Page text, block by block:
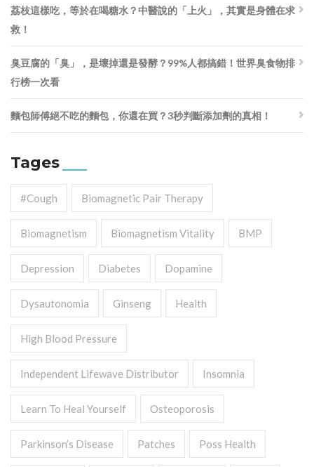
荔枝這樣吃，等於在喝糖水？中醫說的「上火」，其實是身體在求
救！
臭豆腐的「臭」，是壞掉還是發酵？99%人都搞錯！世界臭食物排
行榜一次看
麵包師傅絕不吃的麵包，你還在買？3秒判斷添加劑的真相！
Tages
#cough Biomagnetic Pair Therapy
Biomagnetism Biomagnetism Vitality BMP
Depression Diabetes Dopamine
Dysautonomia Ginseng Health
High Blood Pressure
Independent Lifewave Distributor Insomnia
Learn To Heal Yourself Osteoporosis
Parkinson’s Disease Patches Poss Health